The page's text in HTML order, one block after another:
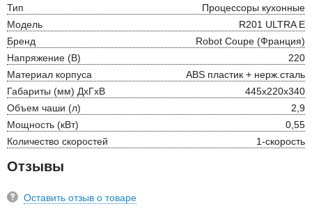
Тип
Процессоры кухонные
Модель
R201 ULTRA Е
Бренд
Robot Coupe (Франция)
Напряжение (В)
220
Материал корпуса
ABS пластик + нерж.сталь
Габариты (мм) ДхГхВ
445х220х340
Объем чаши (л)
2,9
Мощность (кВт)
0,55
Количество скоростей
1-скорость
Отзывы
Оставить отзыв о товаре